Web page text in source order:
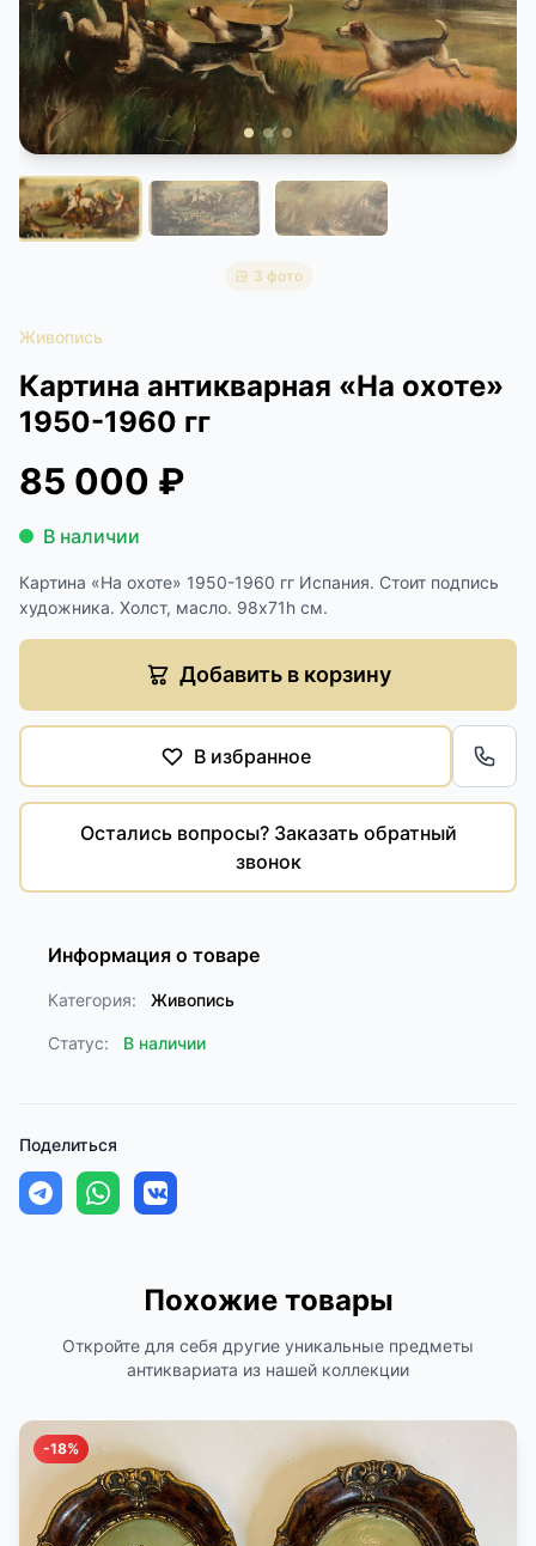
КОНТАКТЫ
ДОСТАВКА И ОПЛАТА
3 фото
Живопись
Картина антикварная «На охоте»
1950-1960 гг
85 000 ₽
В наличии
Картина «На охоте» 1950-1960 гг Испания. Стоит подпись
художника. Холст, масло. 98х71h см.
Добавить в корзину
В избранное
Остались вопросы? Заказать обратный
звонок
Информация о товаре
Категория: Живопись
Статус: В наличии
Поделиться
Похожие товары
Откройте для себя другие уникальные предметы
антиквариата из нашей коллекции
-18%